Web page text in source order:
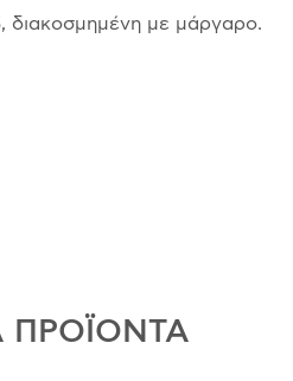
διακοσμημένη με μάργαρο.
ΠΡΟΪΟΝΤΑ